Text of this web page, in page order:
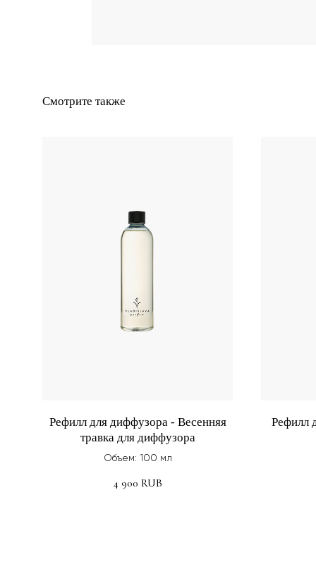
Смотрите также
Рефилл для диффузора - Весенняя
травка для диффузора
Объем: 100 мл
4 900 RUB
Рефилл